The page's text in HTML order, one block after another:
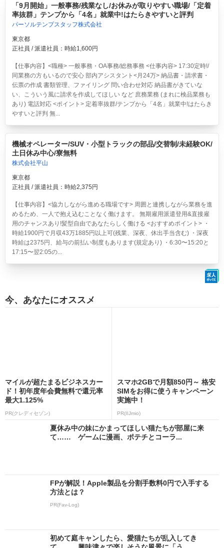
「9月開始」一般事務/残業なし/お休みが取りやすい職場/「定着
率抜群」テンプから「4名」就業中!はたらきやすいと評判
パーソルテンプスタッフ株式会社
東京都
正社員 / 派遣社員：時給1,600円
【仕事内容】<職種> 一般事務・OA事務/総務事務 <仕事内容> 17:30定時!/
同業務の方もいるので安心 部内アシスタント<月24万> 納品書・請求書・
伝票の作成 書類管理、ファイリング 問い合わせ対応 納品書がきていな
い、こういう風に請求を作成してほしい など 庶務業務 (まれに検品業務も
あり) 電話対応 <ポイント> 定着率抜群/テンプから「4名」就業中!はたらき
やすいと評判 無...
機械オペレーター/SUV・小型トラックの部品/交替制/未経験OK/
土日休み中心/寮無料
株式会社平山
東京都
正社員 / 派遣社員：時給2,375円
【仕事内容】<協力しながら進める職場です> 周囲と連携しながら業務を進
めるため、一人で抱え込むことなく働けます。 無期雇用派遣登用&直接雇
用のチャンスあり!髪型自由であなたらしく働ける <おすすめポイント> ・
時給1900円で月収43万1885円以上可(残業、深夜、休出手当含む) ・深夜
時給は2375円、給与の前払い制度もあります(規定あり) ・6:30〜15:20と
17:15〜翌2:05の...
今、あなたにオススメ
マイルが超たまるビジネスカー
ド！初年度年会費無料で還元率
最大1.125%
PR(クレディセゾン)
スマホ2GBで月額850円～ 格安
SIMをお得に使うキャンペーン
実施中！
PR(IIJmio)
夏休み中の妹にかまってほしい猫たちが部屋に来
て…… ゲームに漫画、ポテチとコーラ...
FPが解説！Apple製品を分割手数料0円で入手する
方法とは？
PR(Fav-Log)
初めて庭キャンしたら、愛猫たちが乱入してき